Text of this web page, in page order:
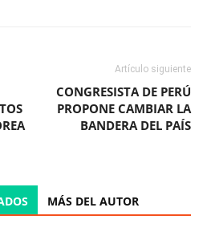
Artículo siguiente
CONGRESISTA DE PERÚ
PROPONE CAMBIAR LA
BANDERA DEL PAÍS
MÁS DEL AUTOR